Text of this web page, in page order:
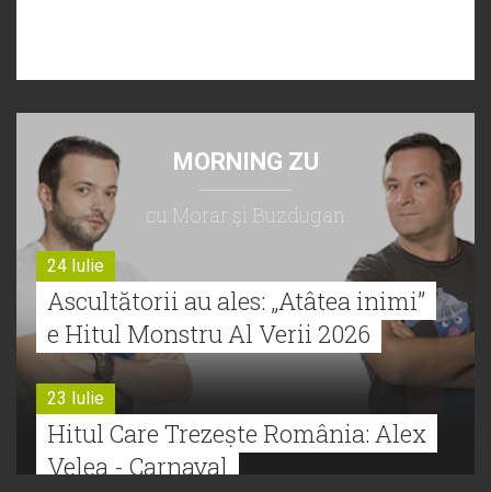
MORNING ZU
cu Morar şi Buzdugan
24 Iulie
Ascultătorii au ales: „Atâtea inimi”
e Hitul Monstru Al Verii 2026
23 Iulie
Hitul Care Trezește România: Alex
Velea - Carnaval